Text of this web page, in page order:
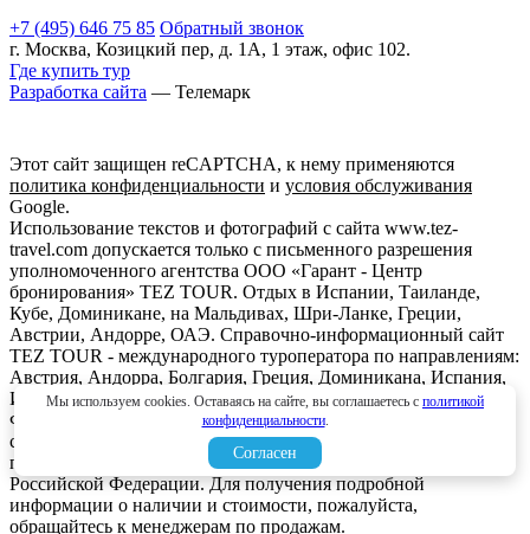
+7 (495) 646 75 85 Обратный звонок
г. Москва, Козицкий пер, д. 1А, 1 этаж, офис 102.
Где купить тур
Разработка сайта — Телемарк
Этот сайт защищен reCAPTCHA, к нему применяются
политика конфиденциальности и условия обслуживания
Google.
Использование текстов и фотографий с сайта www.tez-
travel.com допускается только с письменного разрешения
уполномоченного агентства ООО «Гарант - Центр
бронирования» TEZ TOUR. Отдых в Испании, Таиланде,
Кубе, Доминикане, на Мальдивах, Шри-Ланке, Греции,
Австрии, Андорре, ОАЭ. Справочно-информационный сайт
TEZ TOUR - международного туроператора по направлениям:
Австрия, Андорра, Болгария, Греция, Доминикана, Испания,
Италия, Кипр, Куба, Мальдивы, Мексика, ОАЭ, Таиланд,
Франция, Шри-Ланка. Информация о ценах, указанная на
сайте, не является ни рекламой, ни офертой. определяемой
положениями Статьи 437 (2) Гражданского кодекса
Российской Федерации. Для получения подробной
информации о наличии и стоимости, пожалуйста,
обращайтесь к менеджерам по продажам.
Мы используем cookies. Оставаясь на сайте, вы соглашаетесь с политикой
конфиденциальности.
Согласен